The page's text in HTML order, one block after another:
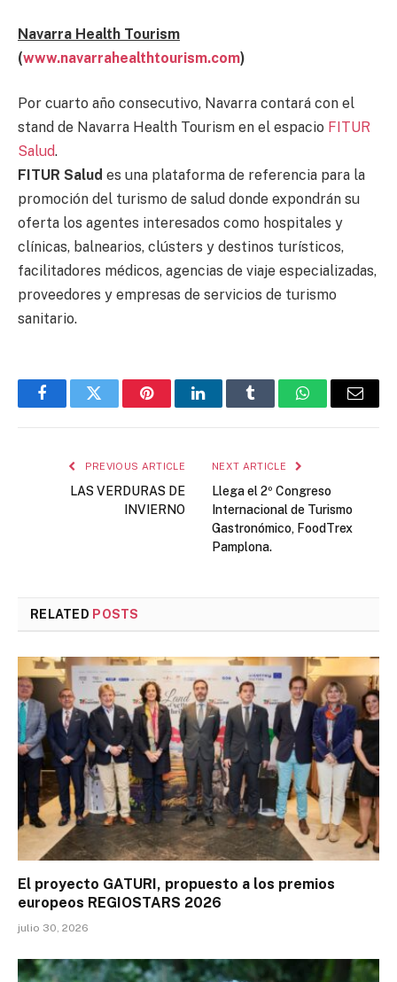
Navarra Health Tourism
(www.navarrahealthtourism.com)
Por cuarto año consecutivo, Navarra contará con el
stand de Navarra Health Tourism en el espacio FITUR
Salud.
FITUR Salud es una plataforma de referencia para la
promoción del turismo de salud donde expondrán su
oferta los agentes interesados como hospitales y
clínicas, balnearios, clústers y destinos turísticos,
facilitadores médicos, agencias de viaje especializadas,
proveedores y empresas de servicios de turismo
sanitario.
FacebookTwitter PinterestLinkedInTumblr WhatsAppEmail
PREVIOUS ARTICLE
LAS VERDURAS DE
INVIERNO
NEXT ARTICLE
Llega el 2º Congreso
Internacional de Turismo
Gastronómico, FoodTrex
Pamplona.
RELATED POSTS
El proyecto GATURI, propuesto a los premios
europeos REGIOSTARS 2026
julio 30, 2026